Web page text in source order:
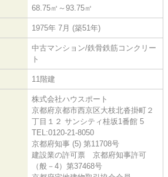
68.75㎡～93.75㎡
1975年 7月 (築51年)
中古マンション/鉄骨鉄筋コンクリー
ト
11階建
株式会社ハウスポート
京都府京都市西京区大枝北沓掛町２
丁目１２ サンシティ桂坂1番館 5
TEL:0120-21-8050
京都府知事 (5) 第11708号
建設業の許可票 京都府知事許可
（般－4）第37468号